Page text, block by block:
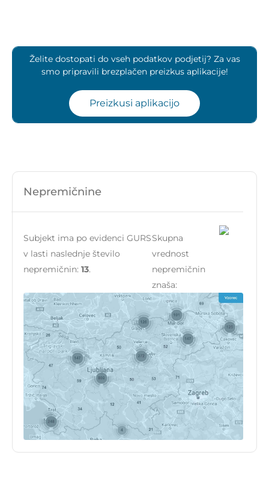
Želite dostopati do vseh podatkov podjetij? Za vas
smo pripravili brezplačen preizkus aplikacije!
Preizkusi aplikacijo
Nepremičnine
Subjekt ima po evidenci GURS
v lasti naslednje število
nepremičnin: 13.
Skupna
vrednost
nepremičnin
znaša: